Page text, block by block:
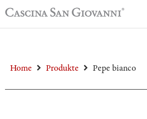
Home Produkte Pepe bianco